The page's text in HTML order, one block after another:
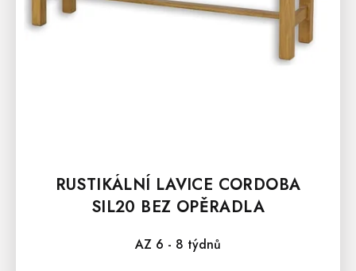
RUSTIKÁLNÍ LAVICE CORDOBA
SIL20 BEZ OPĚRADLA
AZ 6 - 8 týdnů